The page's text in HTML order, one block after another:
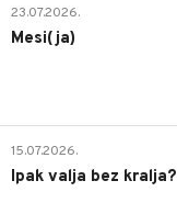
23.07.2026.
Mesi(ja)
15.07.2026.
Ipak valja bez kralja?